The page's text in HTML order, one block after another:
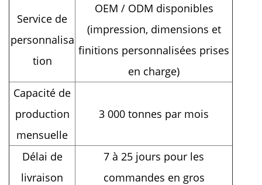
Service de
personnalisa
tion
OEM / ODM disponibles
(impression, dimensions et
finitions personnalisées prises
en charge)
Capacité de
production
mensuelle
3 000 tonnes par mois
Délai de
livraison
7 à 25 jours pour les
commandes en gros